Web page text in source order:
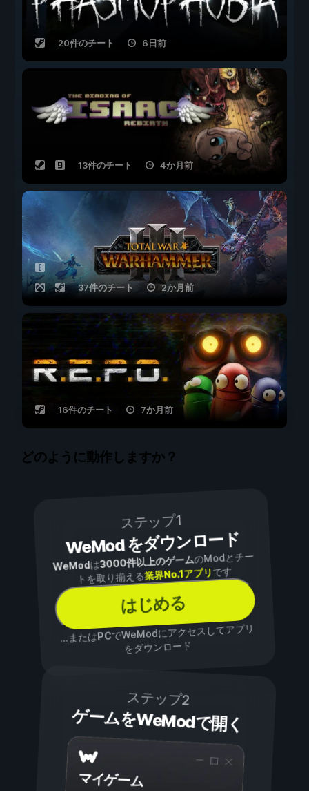
20件のチート 6日前
13件のチート 4か月前
37件のチート 2か月前
16件のチート 7か月前
どのように動作しますか？
ステップ1
WeMod をダウンロード
WeModは3000件以上のゲームのModとチー
トを取り揃える業界No.1アプリです
はじめる
...またはPCでWeModにアクセスしてアプリ
をダウンロード
ステップ2
ゲームをWeModで開く
マイゲーム